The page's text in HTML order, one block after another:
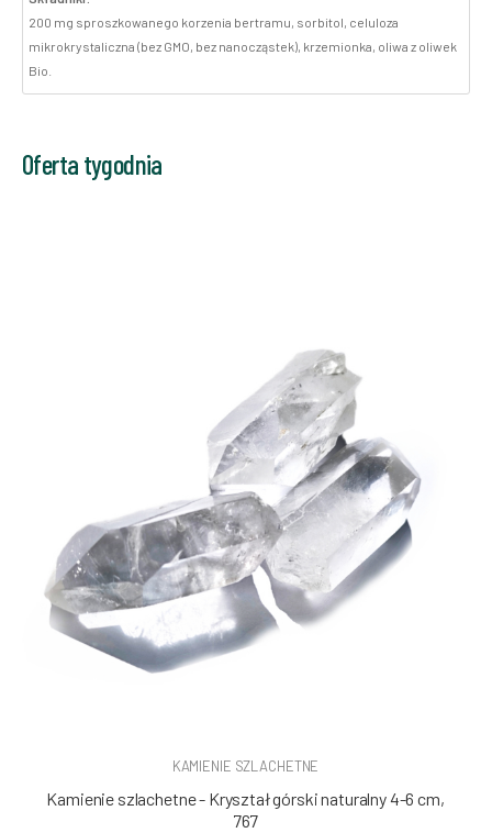
200 mg sproszkowanego korzenia bertramu, sorbitol, celuloza
mikrokrystaliczna (bez GMO, bez nanocząstek), krzemionka, oliwa z oliwek
Bio.
Oferta tygodnia
KAMIENIE SZLACHETNE
Kamienie szlachetne - Kryształ górski naturalny 4-6 cm,
767